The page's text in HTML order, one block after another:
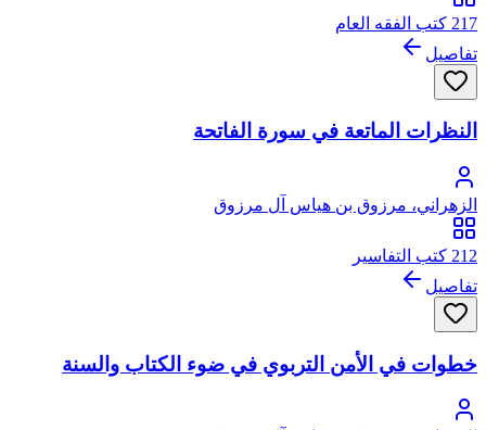
217 كتب الفقه العام
تفاصيل
النظرات الماتعة في سورة الفاتحة
الزهراني، مرزوق بن هياس آل مرزوق
212 كتب التفاسير
تفاصيل
خطوات في الأمن التربوي في ضوء الكتاب والسنة